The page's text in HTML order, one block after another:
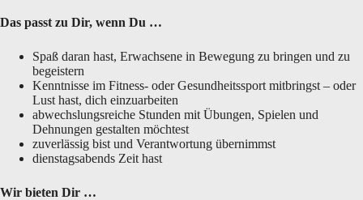
Das passt zu Dir, wenn Du …
Spaß daran hast, Erwachsene in Bewegung zu bringen und zu
begeistern
Kenntnisse im Fitness- oder Gesundheitssport mitbringst – oder
Lust hast, dich einzuarbeiten
abwechslungsreiche Stunden mit Übungen, Spielen und
Dehnungen gestalten möchtest
zuverlässig bist und Verantwortung übernimmst
dienstagsabends Zeit hast
Wir bieten Dir …